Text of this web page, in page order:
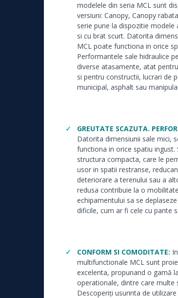
modelele din seria MCL sunt
versiuni: Canopy, Canopy
serie pune la dispozitie
si cu brat scurt. Datorita
MCL poate functiona in orice
Performantele sale hidraulice
diverse atasamente, atat
si pentru constructii, lucrari de
municipal, asphalt sau
GREUTATE SCAZUTA.
Datorita dimensiunii sale mici,
functiona in orice spatiu ingust.
structura compacta, care le
usor in spatii restranse,
deteriorare a terenului sau a
redusa contribuie la o
echipamentului sa se
dificile, cum ar fi cele cu pante
CONFORM SI COMODITATE:
multifunctionale MCL sunt
excelenta, propunand o gamă
operationale, dintre care multe
Descoperiți usurinta de